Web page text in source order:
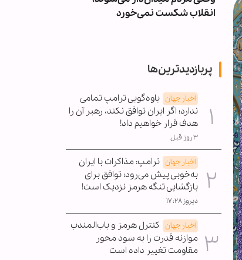
انقلاب شکست نمی‌خورد
پربازدیدترین‌ها
اخبار جهان یاوه‌گویی ترامپ تمامی
ندارد؛ اگر ایران توافق نکند، رهبر آن را
هدف قرار خواهیم داد!
۳ روز قبل
اخبار جهان ترامپ: مذاکرات با ایران
به‌خوبی پیش می‌رود؛ توافق برای
بازگشایی تنگه هرمز نزدیک است!
دیروز ۱۷:۲۸
اخبار جهان کنترل هرمز و باب‌المندب
موازنه قدرت را به سود محور
مقاومت تغییر داده است